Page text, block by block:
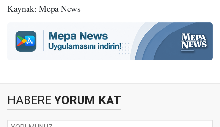
Kaynak: Mepa News
HABERE YORUM KAT